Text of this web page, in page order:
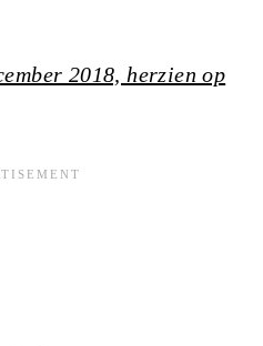
2018, herzien op